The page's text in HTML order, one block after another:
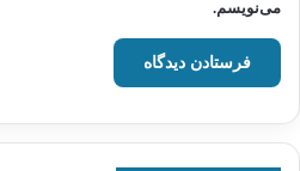
می‌نویسم.